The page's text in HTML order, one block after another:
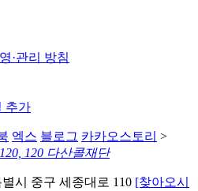
·관리 방침
추가
엑스 블로그 카카오스토리 >
120 다산콜재단
시 중구 세종대로 110 [찾아오시